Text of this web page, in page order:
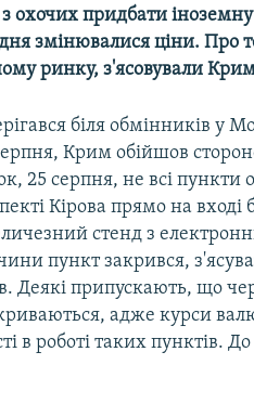
охочих придбати
змінювалися ціни. Про
ринку, з'ясовували
біля обмінників у
Крим обійшов
25 серпня, не всі
Кірова прямо на
стенд з
пункт закрився,
Деякі припускають, що
адже курси
в роботі таких пунктів.